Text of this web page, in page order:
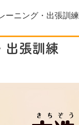
ーニング・出張訓練
出張訓練